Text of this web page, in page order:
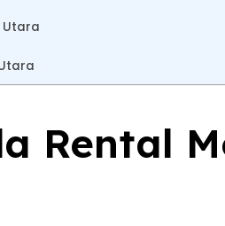
Utara
Rental